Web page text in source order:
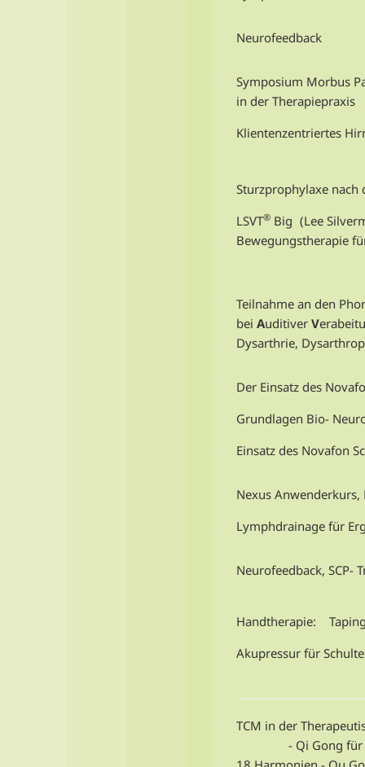
Neurofeedback
Symposium Morbus
in der Therapiepraxis
Klientenzentriertes
Sturzprophylaxe
LSVT® Big (Lee
Bewegungstherapie
Teilnahme an den
bei Auditiver V
Dysarthrie,
Der Einsatz des
Grundlagen Bio-
Einsatz des Novafon
Nexus Anwenderkurs,
Lymphdrainage für
Neurofeedback, SCP-
Handtherapie:
Akupressur für
TCM in der
- Qi Gong für